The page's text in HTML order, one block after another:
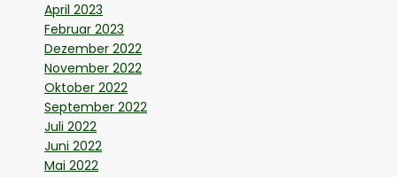
April 2023
Februar 2023
Dezember 2022
November 2022
Oktober 2022
September 2022
Juli 2022
Juni 2022
Mai 2022